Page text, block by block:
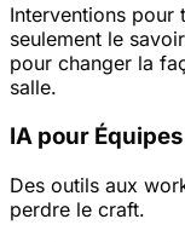
Interventions pour
seulement le
pour changer la
salle.
IA pour
Des outils aux
perdre le craft.